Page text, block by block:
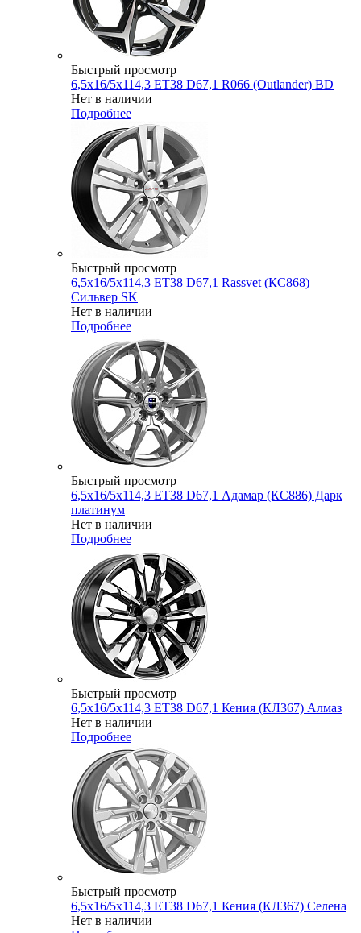
Быстрый просмотр
6,5x16/5x114,3 ET38 D67,1 R066 (Outlander) BD
Нет в наличии
Подробнее
Быстрый просмотр
6,5x16/5x114,3 ET38 D67,1 Rassvet (КС868)
Сильвер SK
Нет в наличии
Подробнее
Быстрый просмотр
6,5x16/5x114,3 ET38 D67,1 Адамар (КС886) Дарк
платинум
Нет в наличии
Подробнее
Быстрый просмотр
6,5x16/5x114,3 ET38 D67,1 Кения (КЛ367) Алмаз
Нет в наличии
Подробнее
Быстрый просмотр
6,5x16/5x114,3 ET38 D67,1 Кения (КЛ367) Селена
Нет в наличии